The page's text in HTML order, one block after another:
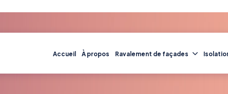
Accueil À propos Ravalement de façades